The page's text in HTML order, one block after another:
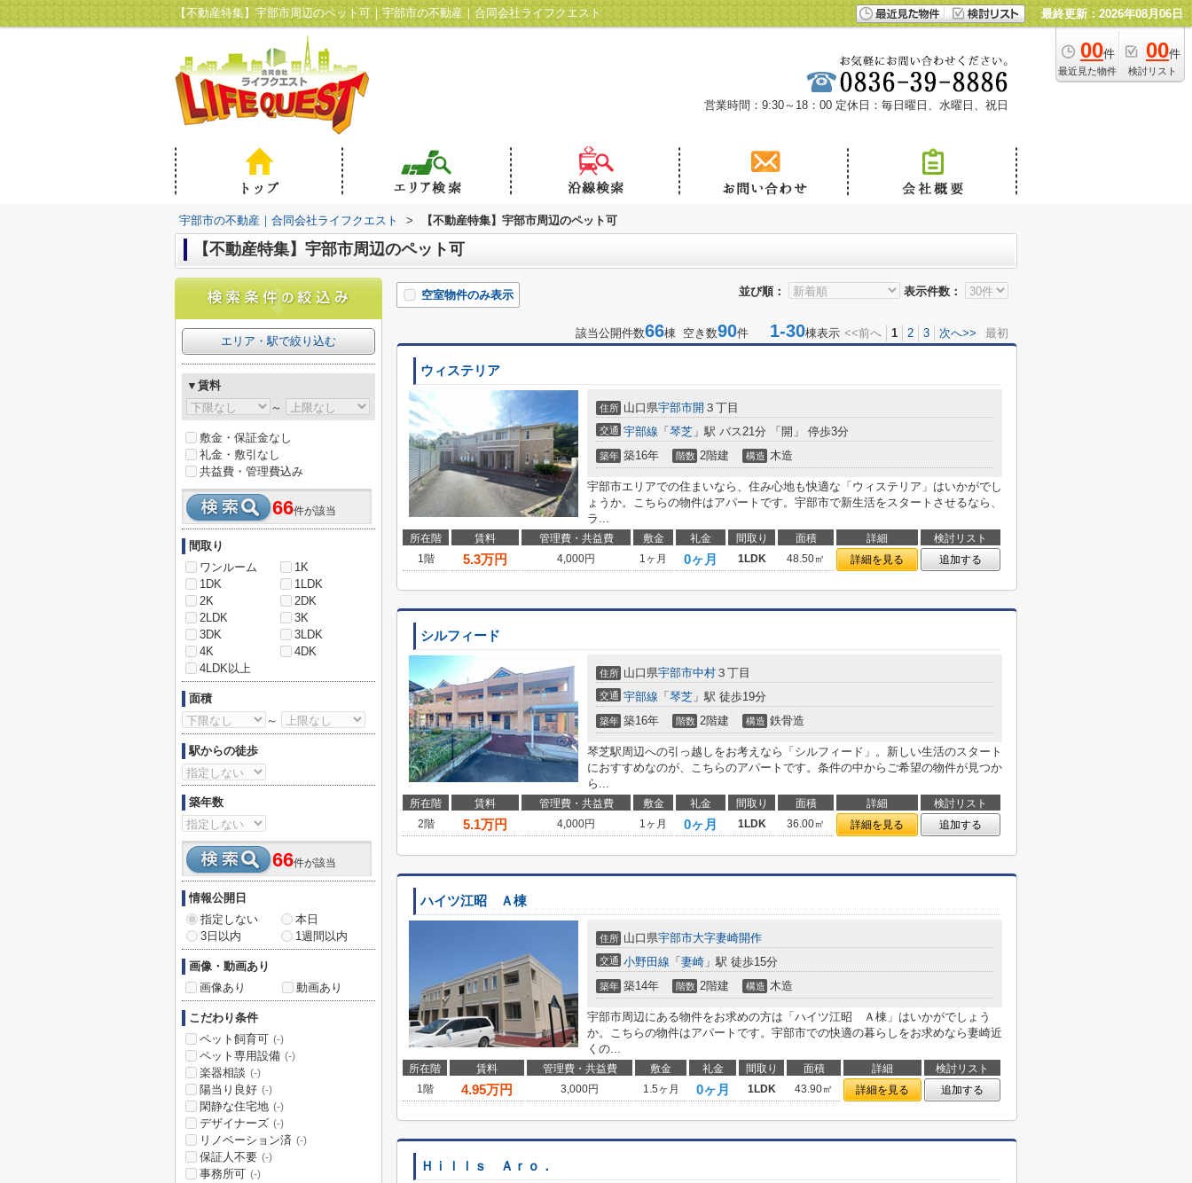
【不動産特集】宇部市周辺のペット可｜宇部市の不動産｜合同会社ライフクエスト 最終更新：2026年08月06日
00件
最近見た物件
00件
検討リスト
営業時間：9:30～18：00 定休日：毎日曜日、水曜日、祝日
宇部市の不動産｜合同会社ライフクエスト > 【不動産特集】宇部市周辺のペット可
【不動産特集】宇部市周辺のペット可
並び順： 表示件数：
空室物件のみ表示
該当公開件数66棟 空き数90件 1-30棟表示 <<前へ 1 2 3 次へ>> 最初
ウィステリア
住所 山口県宇部市開 ３丁目
交通 宇部線 「 琴芝 」駅 バス21分 「開」 停歩3分
築年 築16年 階数 2階建 構造 木造
宇部市エリアでの住まいなら、住み心地も快適な「ウィステリア」はいかがでし
ょうか。こちらの物件はアパートです。宇部市で新生活をスタートさせるなら、
ラ...
所在階 賃料 管理費・共益費 敷金 礼金 間取り 面積 詳細
検討リスト
1階
5.3万円 4,000円 1ヶ月 0ヶ月 1LDK 48.50㎡ 詳細を見る 追加する
シルフィード
住所 山口県宇部市中村 ３丁目
交通 宇部線 「 琴芝 」駅 徒歩19分
築年 築16年 階数 2階建 構造 鉄骨造
琴芝駅周辺への引っ越しをお考えなら「シルフィード」。新しい生活のスタート
におすすめなのが、こちらのアパートです。条件の中からご希望の物件が見つか
ら...
所在階 賃料 管理費・共益費 敷金 礼金 間取り 面積 詳細
検討リスト
2階
5.1万円 4,000円 1ヶ月 0ヶ月 1LDK 36.00㎡ 詳細を見る 追加する
ハイツ江昭 Ａ棟
住所 山口県宇部市大字妻崎開作
交通 小野田線 「 妻崎 」駅 徒歩15分
築年 築14年 階数 2階建 構造 木造
宇部市周辺にある物件をお求めの方は「ハイツ江昭 Ａ棟」はいかがでしょう
か。こちらの物件はアパートです。宇部市での快適の暮らしをお求めなら妻崎近
くの...
所在階 賃料 管理費・共益費 敷金 礼金 間取り 面積 詳細
検討リスト
1階
4.95万円 3,000円 1.5ヶ月 0ヶ月 1LDK 43.90㎡ 詳細を見る 追加する
Ｈｉｌｌｓ Ａｒｏ．
エリア・駅で絞り込む
▼賃料
～
敷金・保証金なし
礼金・敷引なし
共益費・管理費込み
66件が該当
間取り
ワンルーム
1K
1DK
1LDK
2K
2DK
2LDK
3K
3DK
3LDK
4K
4DK
4LDK以上
面積
～
駅からの徒歩
築年数
66件が該当
情報公開日
指定しない
本日
3日以内
1週間以内
画像・動画あり
画像あり
動画あり
こだわり条件
ペット飼育可 (-)
ペット専用設備 (-)
楽器相談 (-)
陽当り良好 (-)
閑静な住宅地 (-)
デザイナーズ (-)
リノベーション済 (-)
保証人不要 (-)
事務所可 (-)